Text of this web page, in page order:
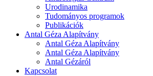
Urodinamika
Tudományos programok
Publikációk
Antal Géza Alapítvány
Antal Géza Alapítvány
Antal Géza Alapítvány
Antal Gézáról
Kapcsolat